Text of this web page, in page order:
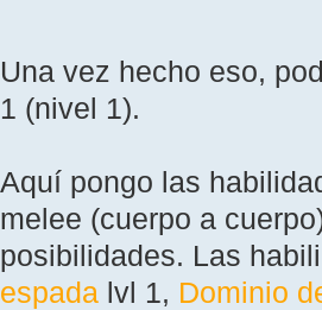
Una vez hecho eso,
1 (nivel 1).
Aquí­ pongo las
melee (cuerpo a
posibilidades. Las
espada lvl 1, Dominio